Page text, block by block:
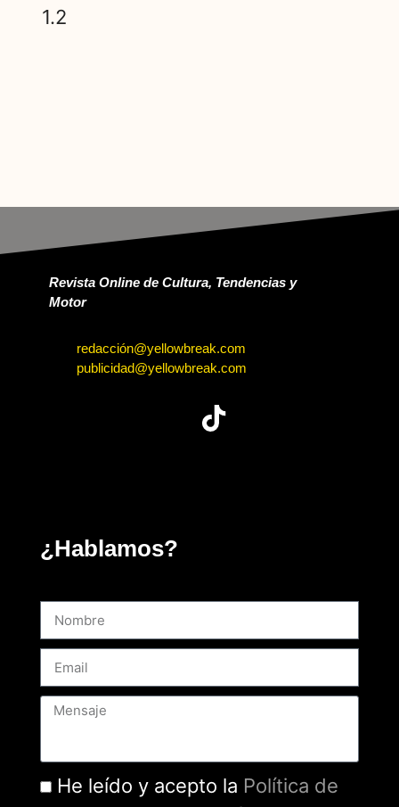
Revista Online de Cultura, Tendencias y
Motor
redacción@yellowbreak.com
publicidad@yellowbreak.com
¿Hablamos?
He leído y acepto la Política de